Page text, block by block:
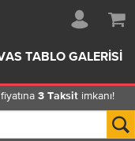
TABLO GALERISI
3 Taksitimkanı!